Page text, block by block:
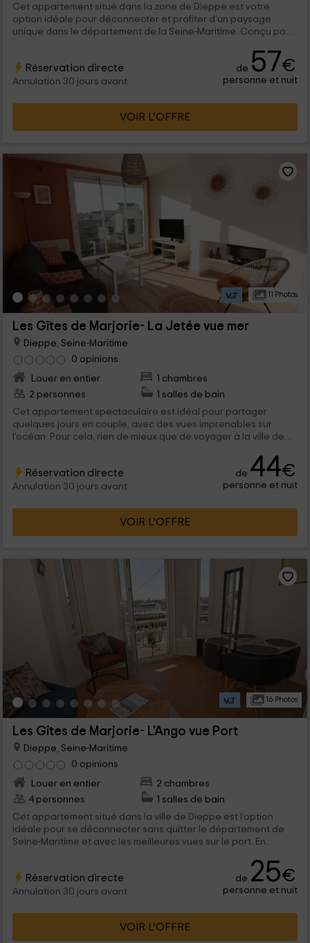
Cet appartement situé dans la zone de Dieppe est votre
option idéale pour déconnecter et profiter d’un paysage
unique dans le département de la Seine-Maritime. Conçu pour
Réservation directe
Annulation 30 jours avant
de 57€
personne et nuit
VOIR L’OFFRE
11 Photos
Les Gîtes de Marjorie- La Jetée vue mer
Dieppe, Seine-Maritime
0 opinions
Louer en entier
1 chambres
2 personnes
1 salles de bain
Cet appartement spectaculaire est idéal pour partager
quelques jours en couple, avec des vues imprenables sur
l’océan. Pour cela, rien de mieux que de voyager à la ville de
conçu pour une capacité maximale de 2 personnes, vous
pourrez profiter de quelques jours avec tous types de
commodités.
Réservation directe
Annulation 30 jours avant
de 44€
personne et nuit
VOIR L’OFFRE
16 Photos
Les Gîtes de Marjorie- L'Ango vue Port
Dieppe, Seine-Maritime
0 opinions
Louer en entier
2 chambres
4 personnes
1 salles de bain
Cet appartement situé dans la ville de Dieppe est l’option
idéale pour se déconnecter sans quitter le département de
Seine-Maritime et avec les meilleures vues sur le port. En
accueillir 4 personnes et avec toutes sortes d’espaces pour
que vous vous sentiez comme chez vous.
Réservation directe
Annulation 30 jours avant
de 25€
personne et nuit
VOIR L’OFFRE